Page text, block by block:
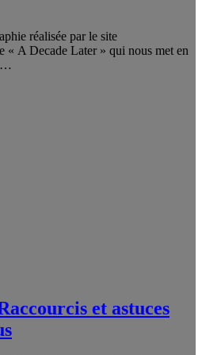
réalisée par le site
« A Decade Later » qui nous met en
et astuces